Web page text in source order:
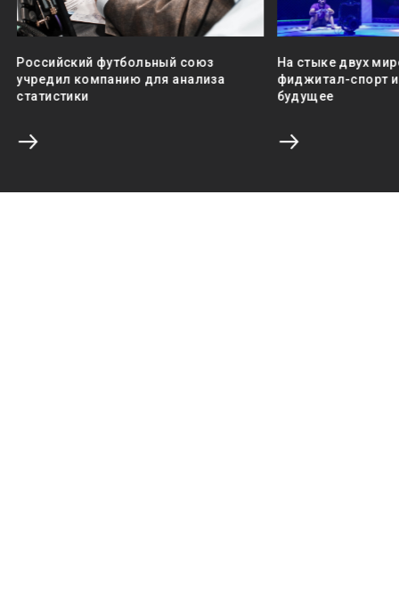
Российский футбольный союз
учредил компанию для анализа
статистики
На стыке двух
фиджитал-спорт
будущее